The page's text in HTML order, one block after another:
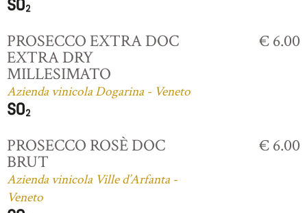
PROSECCO EXTRA DOC
EXTRA DRY
MILLESIMATO
Azienda vinicola Dogarina - Veneto
€ 6.00
PROSECCO ROSÈ DOC
BRUT
Azienda vinicola Ville d’Arfanta -
Veneto
€ 6.00